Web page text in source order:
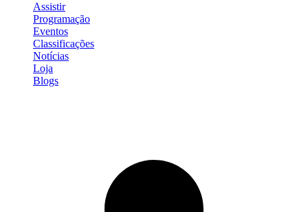
Assistir
Programação
Eventos
Classificações
Notícias
Loja
Blogs